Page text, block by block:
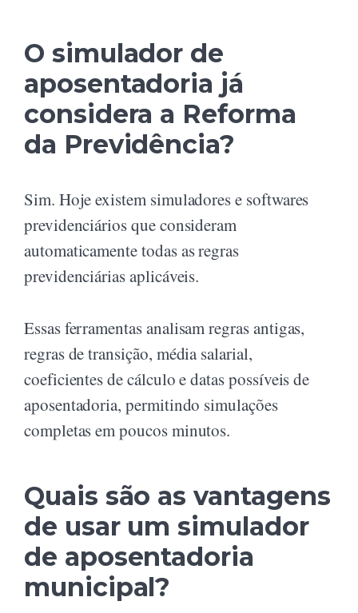
O simulador de
aposentadoria já
considera a Reforma
da Previdência?
Sim. Hoje existem simuladores e softwares
previdenciários que consideram
automaticamente todas as regras
previdenciárias aplicáveis.
Essas ferramentas analisam regras antigas,
regras de transição, média salarial,
coeficientes de cálculo e datas possíveis de
aposentadoria, permitindo simulações
completas em poucos minutos.
Quais são as vantagens
de usar um simulador
de aposentadoria
municipal?